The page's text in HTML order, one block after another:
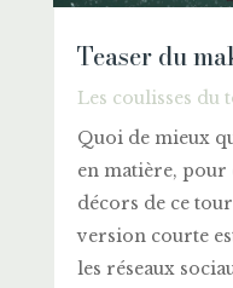
Teaser du
Les coulisses du
Quoi de mieux
en matière, pour
décors de ce
version courte
les réseaux